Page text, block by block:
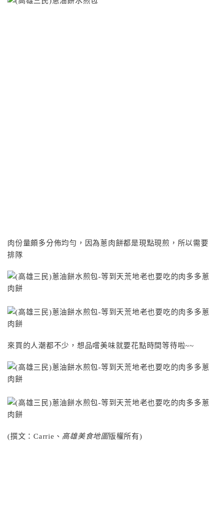
肉份量頗多分佈均勻，因為蔥肉餅都是現點現煎，所以需要
排隊
來買的人潮都不少，想品嚐美味就要花點時間等待啦~~
(撰文：Carrie、 高雄美食地圖版權所有)